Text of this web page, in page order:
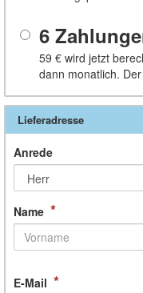
6
59 € wird jetzt
dann monatlich.
Lieferadresse
Anrede
Name *
E-Mail *